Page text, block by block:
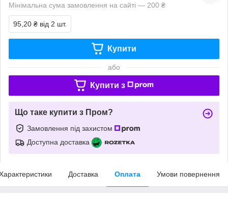
Мінімальна сума замовлення на сайті — 200 ₴
95,20 ₴ від 2 шт.
Купити
або
Купити з
Що таке купити з Пром?
Замовлення під захистом
Доступна доставка
Доставка Оплата Умови повернення